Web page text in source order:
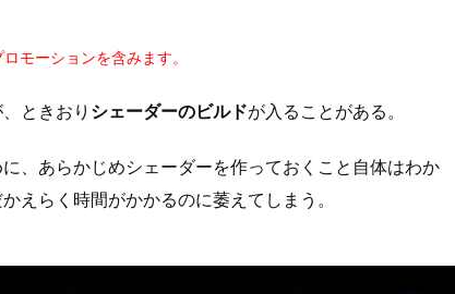
モーションを含みます。
ときおり シェーダーのビルドが入ることがある。
、あらかじめシェーダーを作っておくこと自体はわか
えらく時間がかかるのに萎えてしまう。